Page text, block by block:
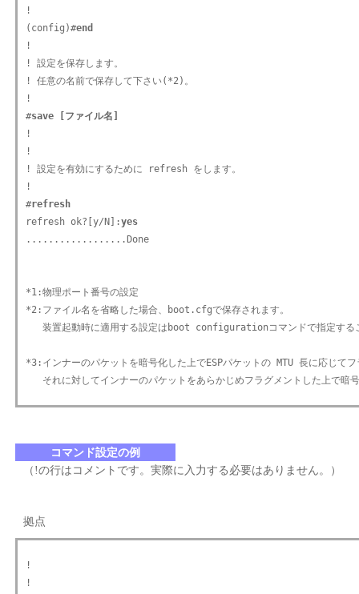
!
(config)#end
!
! 設定を保存します。
! 任意の名前で保存して下さい(*2)。
!
#save [ファイル名]
!
!
! 設定を有効にするために refresh をします。
!
#refresh
refresh ok?[y/N]:yes
..................Done
*1:物理ポート番号の設定
*2:ファイル名を省略した場合、boot.cfgで保存されます。
装置起動時に適用する設定はboot configurationコマンドで指定す
*3:インナーのパケットを暗号化した上でESPパケットの MTU 長に応じて
コマンド設定の例
（!の行はコメントです。実際に入力する必要はありません。）
拠点
!
!